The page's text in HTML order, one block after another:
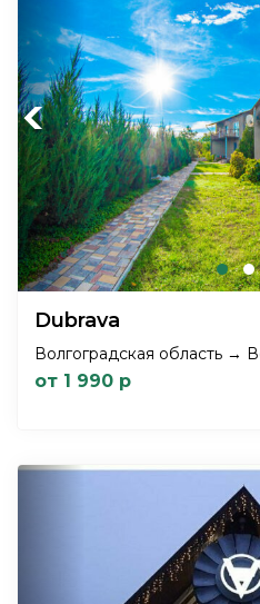
Previous
Dubrava
Волгоградская область →
от 1 990 р